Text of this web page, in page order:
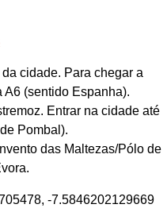
cidade. Para chegar a
A6 (sentido Espanha).
Entrar na cidade até
Pombal).
das Maltezas/Pólo de
-7.5846202129669